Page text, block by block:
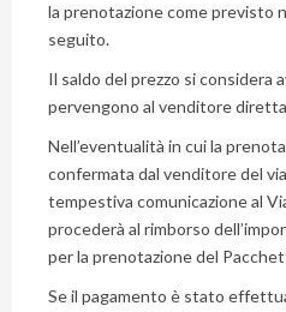
la prenotazione come previsto
seguito.
Il saldo del prezzo si considera
pervengono al venditore
Nell’eventualità in cui la
confermata dal venditore del
tempestiva comunicazione al
procederà al rimborso
per la prenotazione del
Se il pagamento è stato